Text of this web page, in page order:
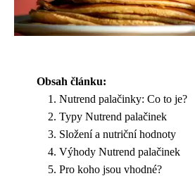
Obsah článku:
Nutrend palačinky: Co to je?
Typy Nutrend palačinek
Složení a nutriční hodnoty
Výhody Nutrend palačinek
Pro koho jsou vhodné?